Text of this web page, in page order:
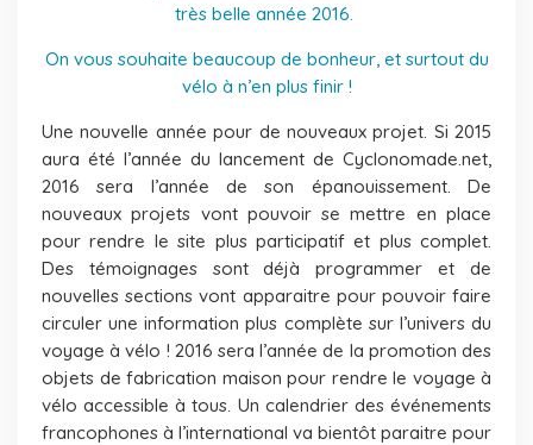
très belle année 2016.
On vous souhaite beaucoup de bonheur, et surtout du
vélo à n’en plus finir !
Une nouvelle année pour de nouveaux projet. Si 2015
aura été l’année du lancement de Cyclonomade.net,
2016 sera l’année de son épanouissement. De
nouveaux projets vont pouvoir se mettre en place
pour rendre le site plus participatif et plus complet.
Des témoignages sont déjà programmer et de
nouvelles sections vont apparaitre pour pouvoir faire
circuler une information plus complète sur l’univers du
voyage à vélo ! 2016 sera l’année de la promotion des
objets de fabrication maison pour rendre le voyage à
vélo accessible à tous. Un calendrier des événements
francophones à l’international va bientôt paraitre pour